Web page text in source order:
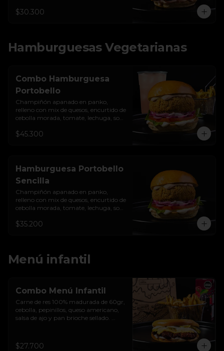
pepinillos y pan brioche sellado.
$30.300
Hamburguesas Vegetarianas
Combo Hamburguesa
Portobello
Champiñón apanado en panko,
relleno con mix de quesos, encurtido de
cebolla morada, tomate, lechuga, sour
salsa de ajo y pan brioche sellado +
$45.300
Hamburguesa Portobello
Sencilla
Champiñón apanado en panko,
relleno con mix de quesos, encurtido de
cebolla morada, tomate, lechuga, sour
salsa de ajo y pan brioche sellado.
$35.200
Menú infantil
Combo Menú Infantil
Carne de res 100% madurada de 60gr,
cebolla, pepinillos, queso americano,
salsa de ajo y pan brioche sellado.
$27.700